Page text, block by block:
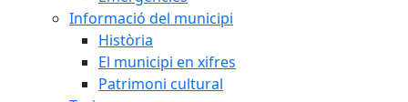
Informació del municipi
Història
El municipi en xifres
Patrimoni cultural